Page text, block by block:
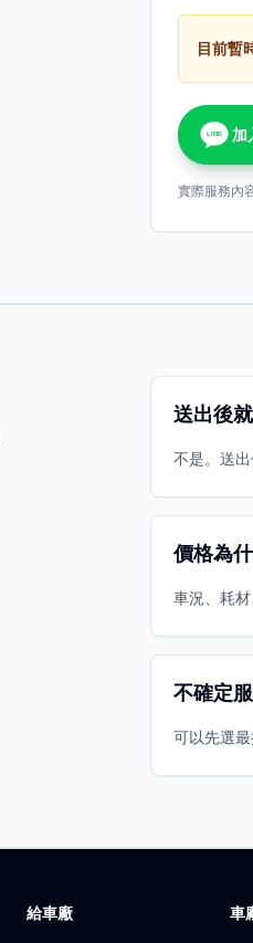
目前暫
LINE 加
實際服務內
送出後
不是。送
價格為
車況、耗
不確定
可以先選
給車廠 車